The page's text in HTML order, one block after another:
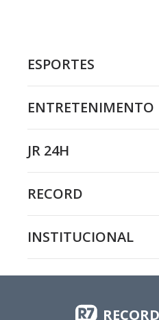
ESPORTES
ENTRETENIMENTO
JR 24H
RECORD
INSTITUCIONAL